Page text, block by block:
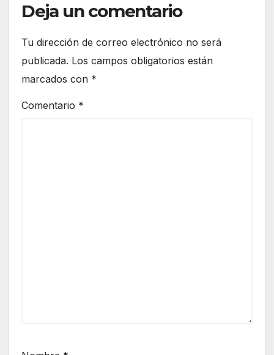
Deja un comentario
Tu dirección de correo electrónico no será
publicada. Los campos obligatorios están
marcados con *
Comentario *